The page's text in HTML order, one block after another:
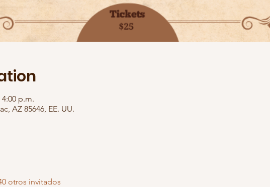
p.m.
AZ 85646, EE. UU.
otros invitados